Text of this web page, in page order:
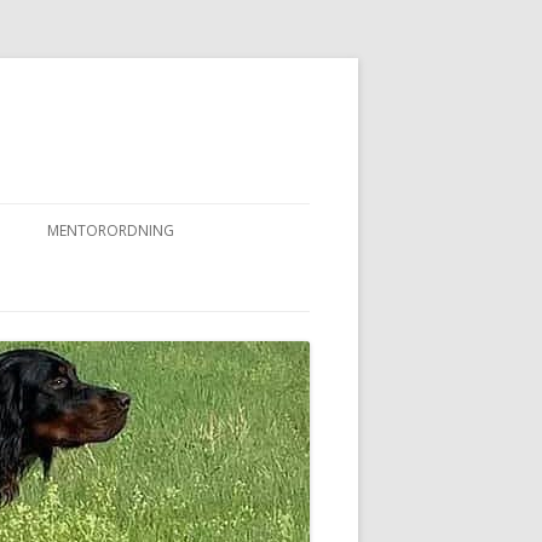
MENTORORDNING